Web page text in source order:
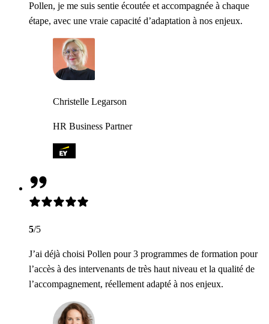
Pollen, je me suis sentie écoutée et accompagnée à chaque
étape, avec une vraie capacité d’adaptation à nos enjeux.
Christelle Legarson
HR Business Partner
5/5
J’ai déjà choisi Pollen pour 3 programmes de formation pour
l’accès à des intervenants de très haut niveau et la qualité de
l’accompagnement, réellement adapté à nos enjeux.